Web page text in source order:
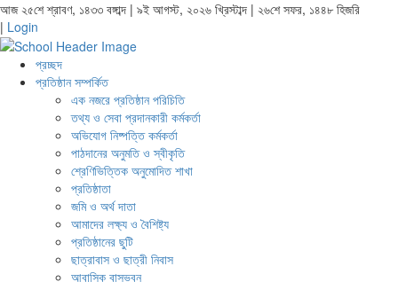
আজ ২৫শে শ্রাবণ, ১৪৩৩ বঙ্গাব্দ | ৯ই আগস্ট, ২০২৬ খ্রিস্টাব্দ | ২৬শে সফর, ১৪৪৮ হিজরি
| Login
প্রচ্ছদ
প্রতিষ্ঠান সম্পর্কিত
এক নজরে প্রতিষ্ঠান পরিচিতি
তথ্য ও সেবা প্রদানকারী কর্মকর্তা
অভিযোগ নিষ্পত্তি কর্মকর্তা
পাঠদানের অনুমতি ও স্বীকৃতি
শ্রেণিভিত্তিক অনুমোদিত শাখা
প্রতিষ্ঠাতা
জমি ও অর্থ দাতা
আমাদের লক্ষ্য ও বৈশিষ্ট্য
প্রতিষ্ঠানের ছুটি
ছাত্রাবাস ও ছাত্রী নিবাস
আবাসিক বাসভবন